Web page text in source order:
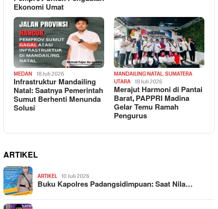
Ekonomi Umat
MEDAN 18 Juli 2026
Infrastruktur Mandailing
Natal: Saatnya Pemerintah
Sumut Berhenti Menunda
Solusi
MANDAILING NATAL, SUMATERA
UTARA
18 Juli 2026
Merajut Harmoni di Pantai
Barat, PAPPRI Madina
Gelar Temu Ramah
Pengurus
ARTIKEL
ARTIKEL 10 Juli 2026
Buku Kapolres Padangsidimpuan: Saat Nila…